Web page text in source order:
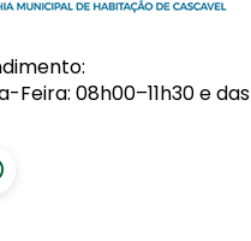
Feira: 08h00–11h30 e das